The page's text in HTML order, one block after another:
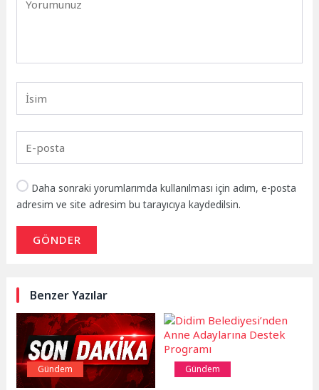
Daha sonraki yorumlarımda kullanılması için adım, e-posta
adresim ve site adresim bu tarayıcıya kaydedilsin.
GÖNDER
Benzer Yazılar
Gündem Gündem